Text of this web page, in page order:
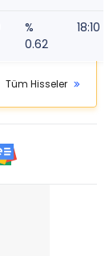
%
0.62
18:10
Tüm Hisseler